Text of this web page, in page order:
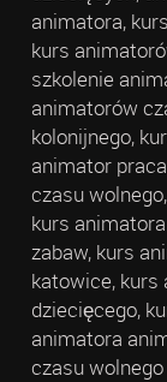
animatora,
kurs
szkolenie
animatorów
kolonijnego,
animator
czasu
kurs
zabaw, kurs
katowice, kurs
dziecięcego,
animatora
czasu wolnego